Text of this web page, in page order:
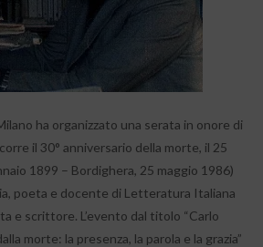
ha organizzato una serata in onore di
il 30° anniversario della morte, il 25
1899 – Bordighera, 25 maggio 1986)
poeta e docente di Letteratura Italiana
e scrittore. L’evento dal titolo “Carlo
morte: la presenza, la parola e la grazia”